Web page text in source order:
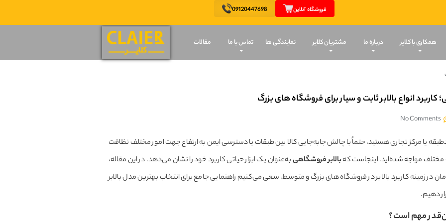
فروشگاه آنلاین 09120447698
همکاری با کلایر درباره ما مشتریان کلایر نمایندگی ها تماس با ما مقالات
کاربرد انواع بالابر ثابت و سیار برای فروشگاه های بزرگ
No Comments
یا مرکز تجاری هستید، حتماً با چالش جابه‌جایی کالا بین طبقات یا دسترسی ایمن به ارتفاع جهت امور مختلف نظافت
مواجه شده‌اید. اینجاست کهبالابر فروشگاهیبه‌عنوان یک ابزار حیاتی کاربرد خود را نشان می‌دهد. در این مقاله،
در زمینه کاربرد بالابر در فروشگاه های بزرگ و متوسط، سعی می‌کنیم راهنمایی جامع برای انتخاب بهترین مدل بالابر
دهیم.
مهم است؟